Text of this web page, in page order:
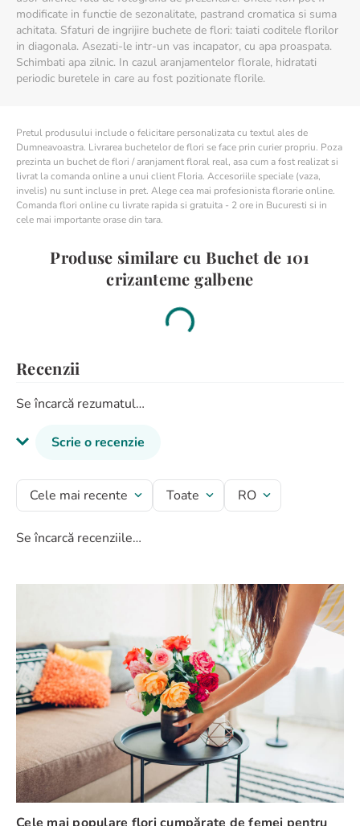
modificate in functie de sezonalitate, pastrand cromatica si suma
achitata. Sfaturi de ingrijire buchete de flori: taiati coditele florilor
in diagonala. Asezati-le intr-un vas incapator, cu apa proaspata.
Schimbati apa zilnic. In cazul aranjamentelor florale, hidratati
periodic buretele in care au fost pozitionate florile.
Pretul produsului include o felicitare personalizata cu textul ales de
Dumneavoastra. Livrarea buchetelor de flori se face prin curier propriu. Poza
prezinta un buchet de flori / aranjament floral real, asa cum a fost realizat si
livrat la comanda online a unui client Floria. Accesoriile speciale (vaza,
invelis) nu sunt incluse in pret. Alege cea mai profesionista florarie online.
Comanda flori online cu livrate rapida si gratuita - 2 ore in Bucuresti si in
cele mai importante orase din tara.
Produse similare cu Buchet de 101
crizanteme galbene
Recenzii
Se încarcă rezumatul…
Scrie o recenzie
Titlu recenzie
Adresă de e-mail
Cele mai recente Toate RO
Se încarcă recenziile…